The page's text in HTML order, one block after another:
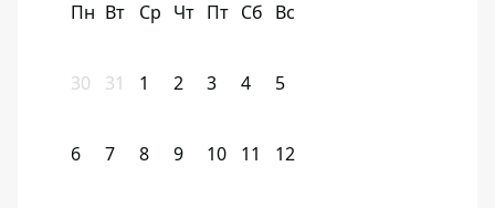
Пн Вт Ср Чт Пт Сб Вс
30 31 1 2 3 4 5
6 7 8 9 10 11 12